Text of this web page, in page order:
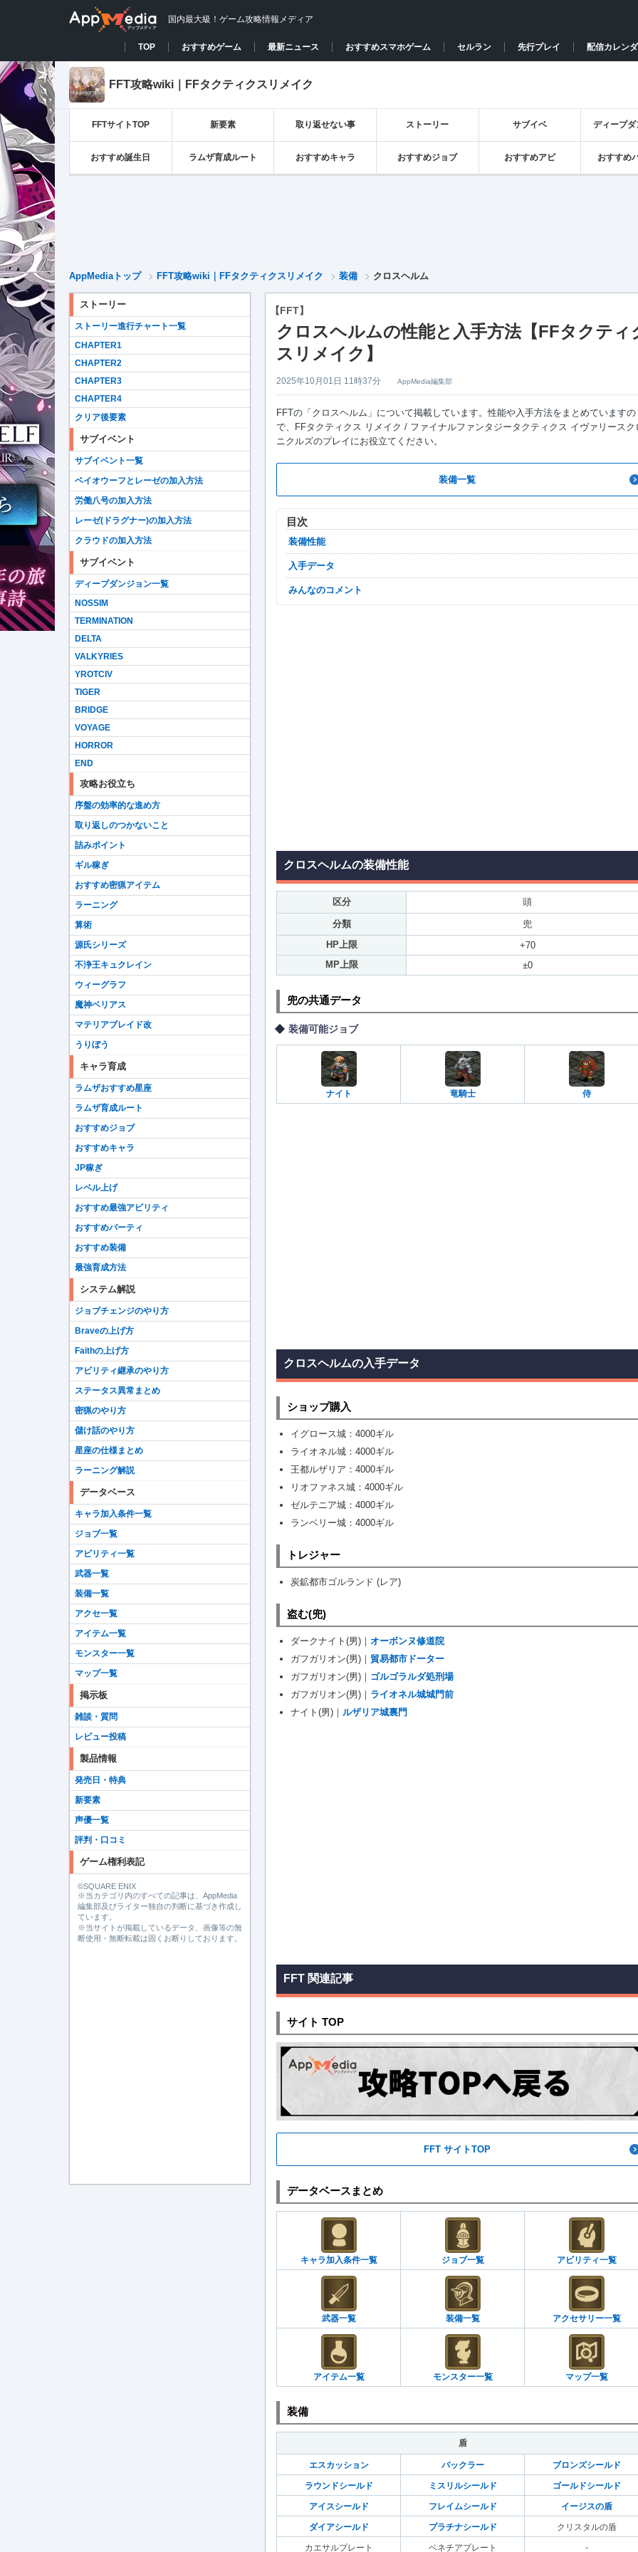
国内最大級！ゲーム攻略情報メディア
TOP おすすめゲーム 最新ニュース おすすめスマホゲーム セルラン 先行プレイ 配信カレン
FFT攻略wiki｜FFタクティクスリメイク
FFTサイトTOP 新要素 取り返せない事 ストーリー サブイベ ディープ
おすすめ誕生日 ラムザ育成ルート おすすめキャラ おすすめジョブ おすすめアビ おすすめ
AppMediaトップ FFT攻略wiki｜FFタクティクスリメイク 装備 クロスヘルム
【FFT】
クロスヘルムの性能と入手方法【FFタクティ
スリメイク】
2025年10月01日 11時37分 AppMedia編集部
FFTの「クロスヘルム」について掲載しています。性能や入手方法をまとめていますの
で、FFタクティクス リメイク / ファイナルファンタジータクティクス イヴァリースク
ニクルズのプレイにお役立てください。
装備一覧
目次
装備性能
入手データ
みんなのコメント
クロスヘルムの装備性能
区分 頭
分類
兜
HP上限
+70
MP上限
±0
兜の共通データ
装備可能ジョブ
ナイト 竜騎士 侍
クロスヘルムの入手データ
ショップ購入
イグロース城：4000ギル
ライオネル城：4000ギル
王都ルザリア：4000ギル
リオファネス城：4000ギル
ゼルテニア城：4000ギル
ランベリー城：4000ギル
トレジャー
炭鉱都市ゴルランド (レア)
盗む(兜)
ダークナイト(男)｜ オーボンヌ修道院
ガフガリオン(男)｜ 貿易都市ドーター
ガフガリオン(男)｜ ゴルゴラルダ処刑場
ガフガリオン(男)｜ ライオネル城城門前
ナイト(男)｜ ルザリア城裏門
FFT 関連記事
サイト TOP
FFT サイトTOP
データベースまとめ
キャラ加入条件一覧 ジョブ一覧 アビリティ一覧
武器一覧 装備一覧 アクセサリー一覧
アイテム一覧 モンスター一覧 マップ一覧
装備
盾
エスカッション バックラー ブロンズシールド
ラウンドシールド ミスリルシールド ゴールドシールド
アイスシールド フレイムシールド イージスの盾
ダイアシールド プラチナシールド クリスタルの盾
カエサルプレート ベネチアプレート -
ストーリー
ストーリー進行チャート一覧
CHAPTER1
CHAPTER2
CHAPTER3
CHAPTER4
クリア後要素
サブイベント
サブイベント一覧
ベイオウーフとレーゼの加入方法
労働八号の加入方法
レーゼ(ドラグナー)の加入方法
クラウドの加入方法
サブイベント
ディープダンジョン一覧
NOSSIM
TERMINATION
DELTA
VALKYRIES
YROTCIV
TIGER
BRIDGE
VOYAGE
HORROR
END
攻略お役立ち
序盤の効率的な進め方
取り返しのつかないこと
詰みポイント
ギル稼ぎ
おすすめ密猟アイテム
ラーニング
算術
源氏シリーズ
不浄王キュクレイン
ウィーグラフ
魔神ベリアス
マテリアブレイド改
うりぼう
キャラ育成
ラムザおすすめ星座
ラムザ育成ルート
おすすめジョブ
おすすめキャラ
JP稼ぎ
レベル上げ
おすすめ最強アビリティ
おすすめパーティ
おすすめ装備
最強育成方法
システム解説
ジョブチェンジのやり方
Braveの上げ方
Faithの上げ方
アビリティ継承のやり方
ステータス異常まとめ
密猟のやり方
儲け話のやり方
星座の仕様まとめ
ラーニング解説
データベース
キャラ加入条件一覧
ジョブ一覧
アビリティ一覧
武器一覧
装備一覧
アクセ一覧
アイテム一覧
モンスター一覧
マップ一覧
掲示板
雑談・質問
レビュー投稿
製品情報
発売日・特典
新要素
声優一覧
評判・口コミ
ゲーム権利表記
©SQUARE ENIX
※当カテゴリ内のすべての記事は、AppMedia
編集部及びライター独自の判断に基づき作成し
ています。
※当サイトが掲載しているデータ、画像等の無
断使用・無断転載は固くお断りしております。